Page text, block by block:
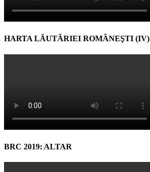
HARTA LĂUTĂRIEI ROMÂNEŞTI (IV)
BRC 2019: ALTAR